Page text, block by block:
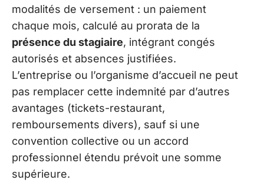
modalités de versement : un paiement
chaque mois, calculé au prorata de la
présence du stagiaire, intégrant congés
autorisés et absences justifiées.
L’entreprise ou l’organisme d’accueil ne peut
pas remplacer cette indemnité par d’autres
avantages (tickets-restaurant,
remboursements divers), sauf si une
convention collective ou un accord
professionnel étendu prévoit une somme
supérieure.